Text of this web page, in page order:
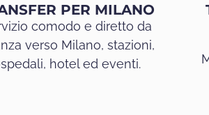
PER MILANO
comodo e diretto da
verso Milano, stazioni,
hotel ed eventi.